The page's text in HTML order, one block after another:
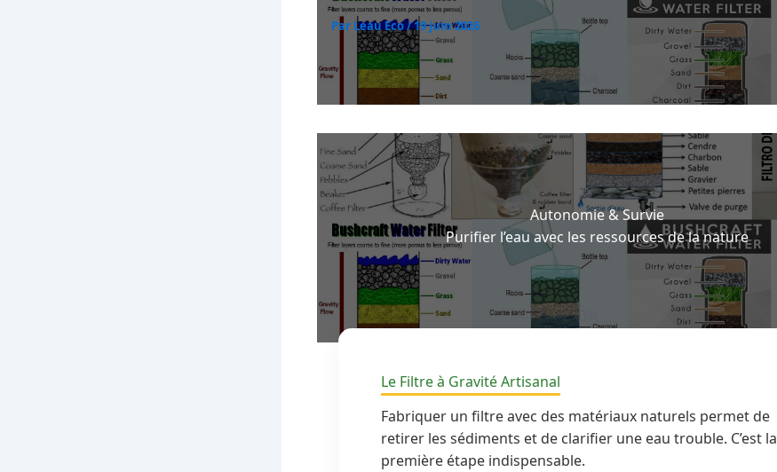
Par Leau Eco/19 juin 2026
Autonomie & Survie
Purifier l’eau avec les ressources de la nature
Le Filtre à Gravité Artisanal
Fabriquer un filtre avec des matériaux naturels permet de
retirer les sédiments et de clarifier une eau trouble. C’est la
première étape indispensable.